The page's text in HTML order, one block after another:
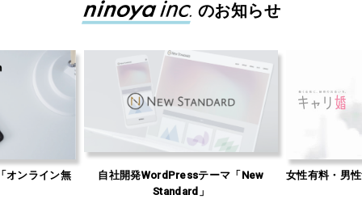
のお知らせ
オンライン無
自社開発WordPressテーマ「New
Standard」
女性有料・男